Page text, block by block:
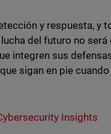
y respuesta, y
del futuro no será
integren sus
sigan en pie
Insights